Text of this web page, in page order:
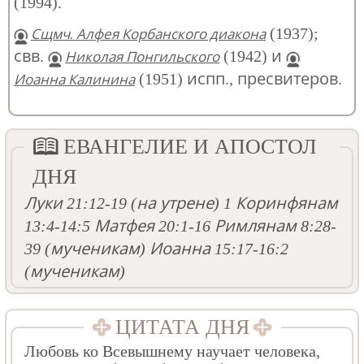
Сщмч. Алфея Корбанского диакона(1937);
свв.
Николая Понгильского(1942) и
Иоанна Калинина(1951) испп., пресвитеров.
ЕВАНГЕЛИЕ И АПОСТОЛ
ДНЯ
Луки 21:12-19(на утрене) 1 Коринфянам
13:4-14:5 Матфея 20:1-16 Римлянам 8:28-
39(мученикам) Иоанна 15:17-16:2
(мученикам)
ЦИТАТА ДНЯ
Любовь ко Всевышнему научает человека,